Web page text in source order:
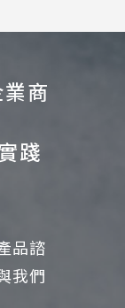
商
踐
品諮
我們